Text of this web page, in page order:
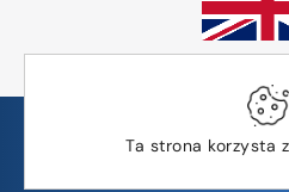
Ta strona korzysta
© Wszelkie prawa